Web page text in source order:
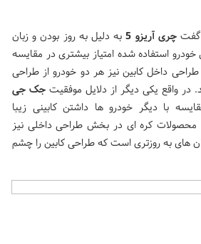
گفتچری آریزو 5
به دلیل به روز بودن و زبان
استفاده شده امتیاز بیشتری در مقایسه
داخل کابین نیز هر دو خودرو از طراحی
در واقع یکی دیگر از دلایل موفقیت جک جی
با دیگر خودرو ها داشتن کابینی زیبا
از محصولات کره ای در بخش طراحی داخلی نیز
های به روزتری است که طراحی کابین را چشم